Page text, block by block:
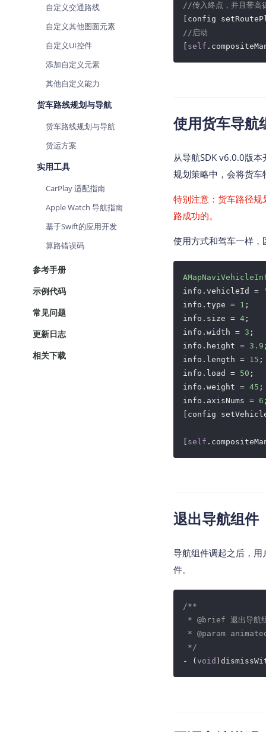
自定义交通路线
自定义其他图面元素
自定义UI控件
添加自定义元素
其他自定义能力
货车路线规划与导航
货车路线规划与导航
货运方案
实用工具
CarPlay 适配指南
Apple Watch 导航指南
基于Swift的应用开发
算路错误码
参考手册
示例代码
常见问题
更新日志
相关下载
//传入终点，并且带高
[config
//启动
self
使用货车导航
从导航SDK v6.0.0版
规划策略中，会将货
特别注意：货车路径
路成功的。
使用方式和驾车一样
info.vehicleId =
info.type = 1
info.size = 4
info.width = 3
info.height = 3.9
info.length = 15
info.load = 50
info.weight = 45
info.axisNums = 6
[config
self
退出导航组件
导航组件调起之后，用
件。
/**
* @brief 退出导航
* @param
*/
- ( void